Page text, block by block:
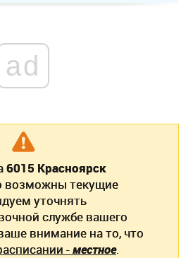
ad
6015 Красноярск
возможны текущие
уточнять
службе вашего
внимание на то, что
-местное.